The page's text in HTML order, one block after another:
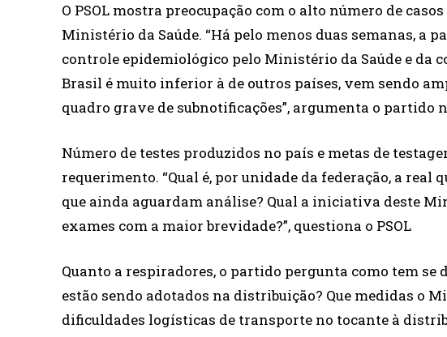
O PSOL mostra preocupação com o alto número de
Ministério da Saúde. “Há pelo menos duas semanas, a
controle epidemiológico pelo Ministério da Saúde e da
Brasil é muito inferior à de outros países, vem sendo
quadro grave de subnotificações”, argumenta o partido
Número de testes produzidos no país e metas de
requerimento. “Qual é, por unidade da federação, a real
que ainda aguardam análise? Qual a iniciativa deste
exames com a maior brevidade?”, questiona o PSOL
Quanto a respiradores, o partido pergunta como tem se
estão sendo adotados na distribuição? Que medidas o
dificuldades logísticas de transporte no tocante à